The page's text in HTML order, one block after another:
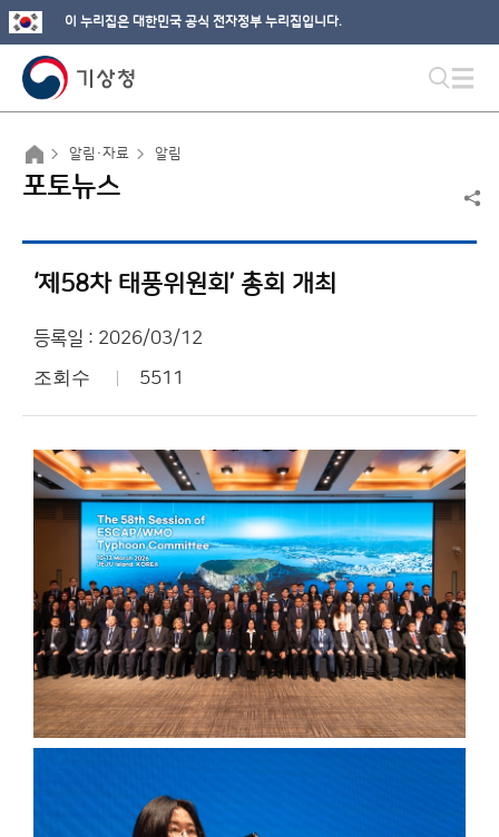
이 누리집은 대한민국 공식 전자정부 누리집입니다.
알림·자료 알림
포토뉴스
‘제58차 태풍위원회’ 총회 개최
등록일 : 2026/03/12
조회수 5511